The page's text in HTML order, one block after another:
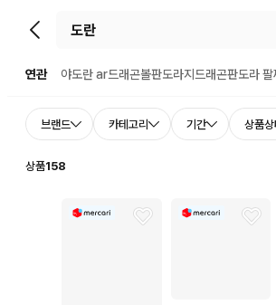
뒤로가기
연관 야도란 ar드래곤볼판도라지드래곤판도라 팔
브랜드 카테고리 기간 상품
상품158